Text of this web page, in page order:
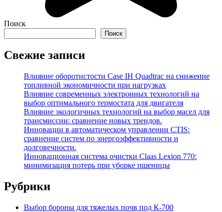
Поиск
Поиск
Свежие записи
Влияние оборотистости Case IH Quadtrac на снижение
топливной экономичности при нагрузках
Влияние современных электронных технологий на
выбор оптимального термостата для двигателя
Влияние экологичных технологий на выбор масел для
трансмиссии: сравнение новых трендов.
Инновации в автоматическом управлении CTIS:
сравнение систем по энергоэффективности и
долговечности.
Инновационная система очистки Claas Lexion 770:
минимизация потерь при уборке пшеницы
Рубрики
Выбор бороны для тяжелых почв под К-700